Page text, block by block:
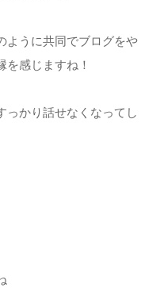
ように共同でブログをや
を感じますね！
っかり話せなくなってし